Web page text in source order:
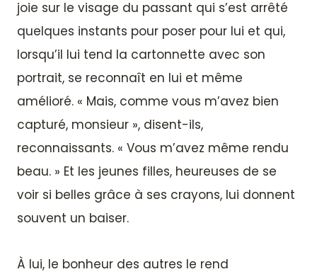
joie sur le visage du passant qui s’est arrêté
quelques instants pour poser pour lui et qui,
lorsqu’il lui tend la cartonnette avec son
portrait, se reconnaît en lui et même
amélioré. « Mais, comme vous m’avez bien
capturé, monsieur », disent-ils,
reconnaissants. « Vous m’avez même rendu
beau. » Et les jeunes filles, heureuses de se
voir si belles grâce à ses crayons, lui donnent
souvent un baiser.
À lui, le bonheur des autres le rend